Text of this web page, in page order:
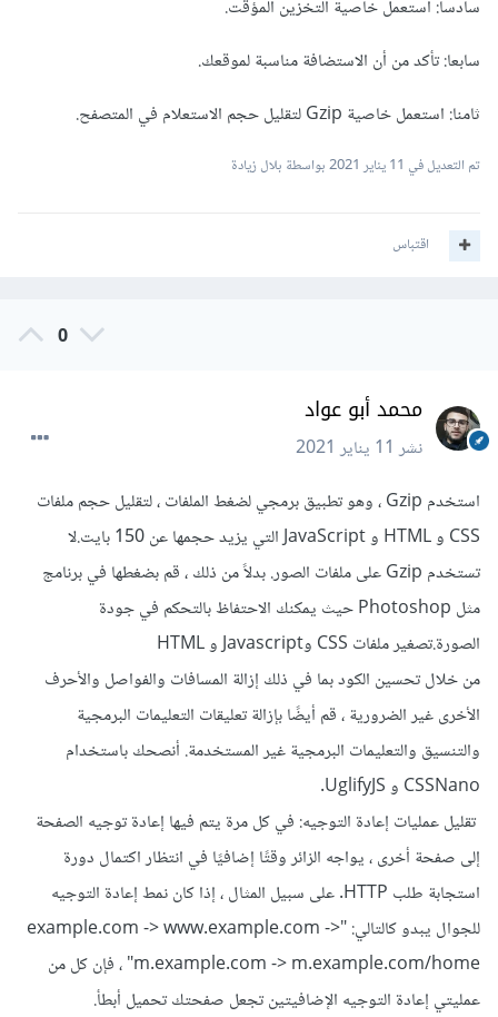
سادسا: استعمل خاصية التخزين المؤقت.
سابعا: تأكد من أن الاستضافة مناسبة لموقعك.
ثامنا: استعمل خاصية Gzip لتقليل حجم الاستعلام في المتصفح.
تم التعديل في 11 يناير 2021 بواسطة بلال زيادة
اقتباس
0
محمد أبو عواد
نشر11 يناير 2021
استخدم Gzip ، وهو تطبيق برمجي لضغط الملفات ، لتقليل حجم ملفات
CSS و HTML و JavaScript التي يزيد حجمها عن 150 بايت.لا
تستخدم Gzip على ملفات الصور. بدلاً من ذلك ، قم بضغطها في برنامج
مثل Photoshop حيث يمكنك الاحتفاظ بالتحكم في جودة
الصورة.تصغير ملفات CSS وJavascript و HTML
من خلال تحسين الكود بما في ذلك إزالة المسافات والفواصل والأحرف
الأخرى غير الضرورية ، قم أيضًا بإزالة تعليقات التعليمات البرمجية
والتنسيق والتعليمات البرمجية غير المستخدمة. أنصحك باستخدام
CSSNano و UglifyJS.
تقليل عمليات إعادة التوجيه: في كل مرة يتم فيها إعادة توجيه الصفحة
إلى صفحة أخرى ، يواجه الزائر وقتًا إضافيًا في انتظار اكتمال دورة
استجابة طلب HTTP. على سبيل المثال ، إذا كان نمط إعادة التوجيه
للجوال يبدو كالتالي: "example.com -> www.example.com ->
m.example.com -> m.example.com/home" ، فإن كل من
عمليتي إعادة التوجيه الإضافيتين تجعل صفحتك تحميل أبطأ.